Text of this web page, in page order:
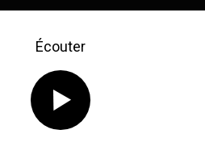
Retour au direct
de cookies afin de nous
Écouter